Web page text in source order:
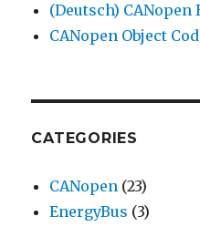
(Deutsch) CANopen
CANopen Object
CATEGORIES
CANopen (23)
EnergyBus (3)